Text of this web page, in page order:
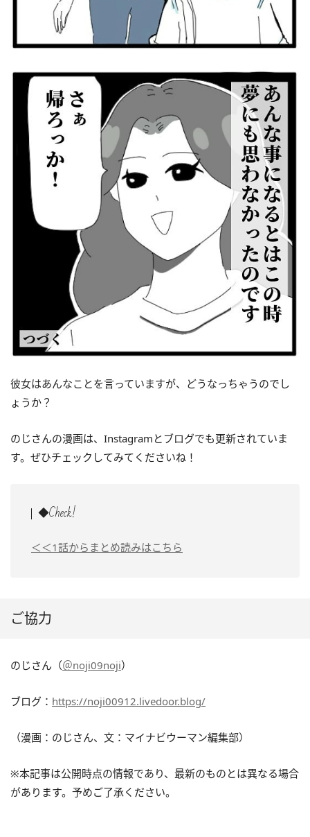
彼女はあんなことを言っていますが、どうなっちゃうのでし
ょうか？
のじさんの漫画は、Instagramとブログでも更新されていま
す。ぜひチェックしてみてくださいね！
◆Check!
＜＜1話からまとめ読みはこちら
ご協力
のじさん（＠noji09noji）
ブログ： https://noji00912.livedoor.blog/
（漫画：のじさん、文：マイナビウーマン編集部）
※本記事は公開時点の情報であり、最新のものとは異なる場合
があります。予めご了承ください。